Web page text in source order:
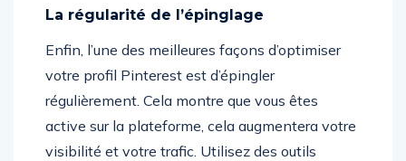
La régularité de l’épinglage
Enfin, l’une des meilleures façons d’optimiser
votre profil Pinterest est d’épingler
régulièrement. Cela montre que vous êtes
active sur la plateforme, cela augmentera votre
visibilité et votre trafic. Utilisez des outils